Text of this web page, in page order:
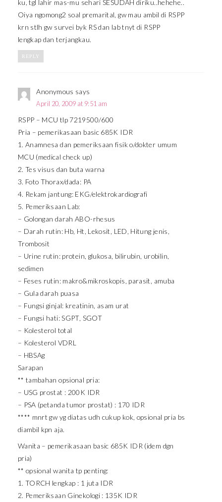
ku, tgl lahir mas-mu sehari SESUDAH diriku..hehehe..
Oiya ngomong2 soal premarital, gw mau ambil di RSPP
krn stlh gw survei byk RS dan lab tnyt di RSPP
lengkap dan terjangkau.
REPLY
Anonymous says
April 20, 2009 at 9:51 am
RSPP – MCU tlp 7219500/600
Pria – pemerikasaan basic 685K IDR
1. Anamnesa dan pemeriksaan fisik o/dokter umum
MCU (medical check up)
2. Tes visus dan buta warna
3. Foto Thorax/dada: PA
4. Rekam jantung: EKG/elektrokardiografi
5. Pemeriksaan Lab:
– Golongan darah ABO-rhesus
– Darah rutin: Hb, Ht, Lekosit, LED, Hitung jenis,
Trombosit
– Urine rutin: protein, glukosa, bilirubin, urobilin,
sedimen
– Feses rutin: makro&mikroskopis, parasit, amuba
– Gula darah puasa
– Fungsi ginjal: kreatinin, asam urat
– Fungsi hati: SGPT, SGOT
– Kolesterol total
– Kolesterol VDRL
– HBSAg
Sarapan
** tambahan opsional pria:
– USG prostat : 200K IDR
– PSA (petanda tumor prostat) : 170 IDR
**** mnrt gw yg diatas udh cukup kok, opsional pria bs
diambil kpn aja.
Wanita – pemerikasaan basic 685K IDR (idem dgn
pria)
** opsional wanita tp penting:
1. TORCH lengkap : 1 juta IDR
2. Pemeriksaan Ginekologi : 135K IDR